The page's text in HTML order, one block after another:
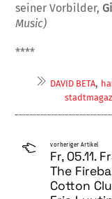
seiner Vorbilder,
Music)
****
DAVID BETA,
vorheriger Artikel
Fr, 05.11.
The
Cotton